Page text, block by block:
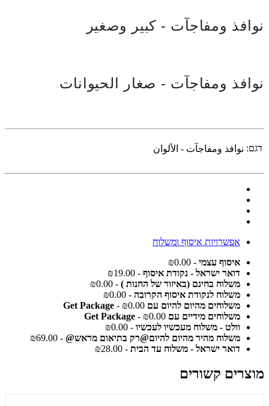
نوافذ ومفاجآت - كبير وصغير
نوافذ ومفاجآت - صغار الحيوانات
דגם: نوافذ ومفاجآت - الألوان
אפשרויות איסוף ומשלוח
איסוף עצמי - ₪0.00
דואר ישראל - נקודת איסוף - ₪19.00
משלוח בחינם (באיזור של החנות ) - ₪0.00
משלוח לנקודת איסוף הקרובה - ₪0.00
משלוחים מהיום להיום עם Get Package - ₪0.00
משלוחים מידיים עם Get Package - ₪0.00
וולט - משלוח מעכשיו לעכשיו - ₪0.00
משלוח מהיר מהיום להיום@רק בתיאום מראש@ - ₪69.00
דואר ישראל - משלוח עד הבית - ₪28.00
מוצרים קשורים